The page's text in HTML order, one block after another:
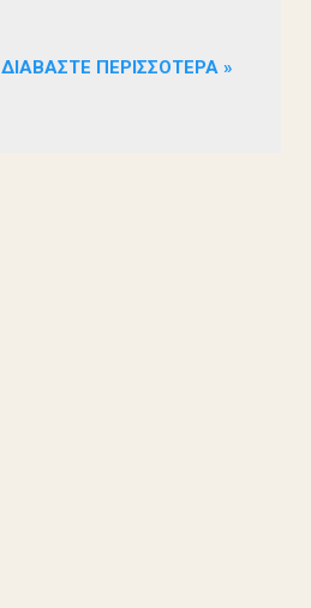
ΔΙΑΒΆΣΤΕ ΠΕΡΙΣΣΌΤΕΡΑ »